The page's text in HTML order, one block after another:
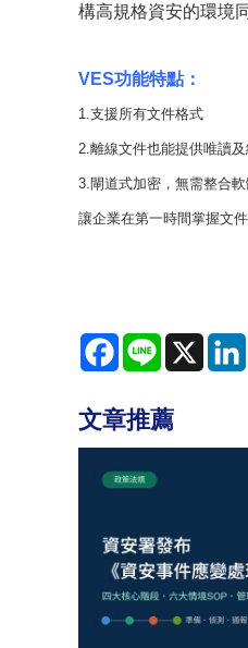
構高規格資安的環境
VES功能特點：
1.支援所有文件格式
2.離線文件也能提供唯讀
3.閘道式加密，無需整合
讓企業在第一時間掌握文
Facebook
Line X
文章推薦